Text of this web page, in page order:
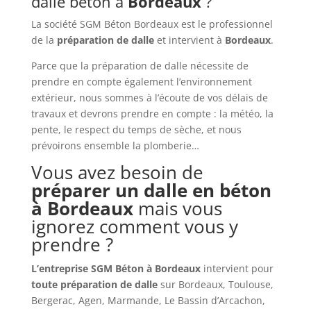
La société SGM Béton Bordeaux est le professionnel
de la préparation de dalleet intervient à Bordeaux.
Parce que la préparation de dalle nécessite de
prendre en compte également l’environnement
extérieur, nous sommes à l’écoute de vos délais de
travaux et devrons prendre en compte : la météo, la
pente, le respect du temps de sèche, et nous
prévoirons ensemble la plomberie…
Vous avez besoin de
préparer un dalle en béton
à Bordeauxmais vous
ignorez comment vous y
prendre ?
L’entreprise SGM Béton à Bordeauxintervient pour
toute préparation de dalle sur Bordeaux, Toulouse,
Bergerac, Agen, Marmande, Le Bassin d’Arcachon,